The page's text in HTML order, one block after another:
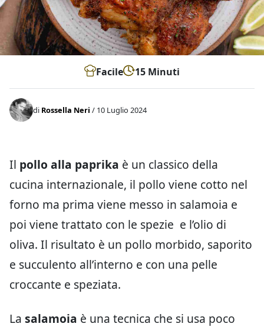
Facile 15 Minuti
di Rossella Neri / 10 Luglio 2024
Il pollo alla paprika è un classico della
cucina internazionale, il pollo viene cotto nel
forno ma prima viene messo in salamoia e
poi viene trattato con le spezie e l’olio di
oliva. Il risultato è un pollo morbido, saporito
e succulento all’interno e con una pelle
croccante e speziata.
La salamoia è una tecnica che si usa poco